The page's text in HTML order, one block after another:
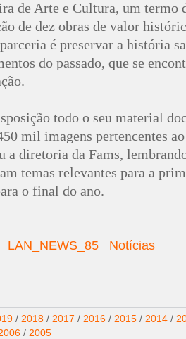
de Arte e Cultura, um termo
de dez obras de valor
é preservar a história
do passado, que se
todo o seu material
mil imagens pertencentes
diretoria da Fams,
temas relevantes para a
o final do ano.
LAN_NEWS_85 Notícias
/ 2018 / 2017 / 2016 / 2015 / 2014 /
/ 2005